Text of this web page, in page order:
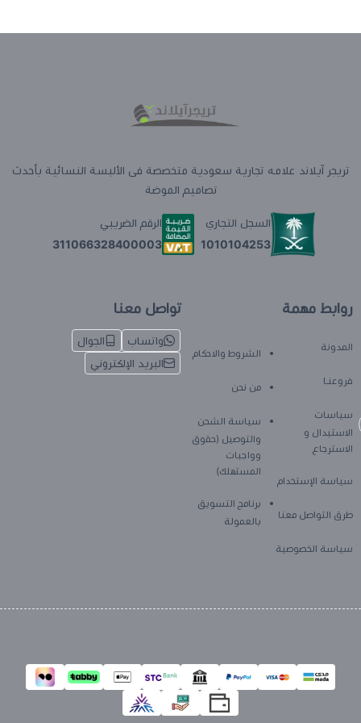
تريجر آيلاند علامه تجارية سعودية متخصصة فى الألبسة النسائية بأحدث
تصاميم الموضة
السجل التجاري
1010104253
الرقم الضريبي
311066328400003
روابط مهمة
المدونة
فروعنـا
سياسات
الاستبدال و
الاسترجاع
سياسة الإستخدام
طرق التواصل معنا
سياسة الخصوصية
الشروط والاحكام
من نحن
سياسة الشحن
والتوصيل (حقوق
وواجبات
المستهلك)
برنامج التسويق
بالعمولة
تواصل معنا
واتساب
الجوال
البريد الإلكتروني